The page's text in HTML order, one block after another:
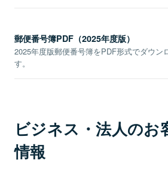
郵便番号簿PDF（2025年度版）
2025年度版郵便番号簿をPDF形式でダウン
す。
ビジネス・法人のお
情報